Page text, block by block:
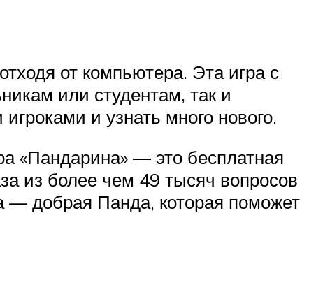
от компьютера. Эта игра с
или студентам, так и
и узнать много нового.
«Пандарина» — это бесплатная
из более чем 49 тысяч вопросов
— добрая Панда, которая поможет